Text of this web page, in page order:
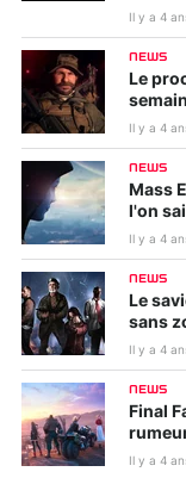
Il y a 4
NEWS
Le
Il y a 4
NEWS
Mass
l'on
Il y a 4
NEWS
Le
sans
Il y a 4
NEWS
Final
Il y a 4